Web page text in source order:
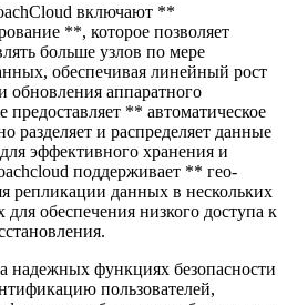
включают **
**, которое позволяет
больше узлов по мере
обеспечивая линейный рост
обновления аппаратного
предоставляет ** автоматическое
разделяет и распределяет данные
эффективного хранения и
поддерживает ** гео-
репликации данных в нескольких
обеспечения низкого доступа к
надежных функциях безопасности
пользователей,